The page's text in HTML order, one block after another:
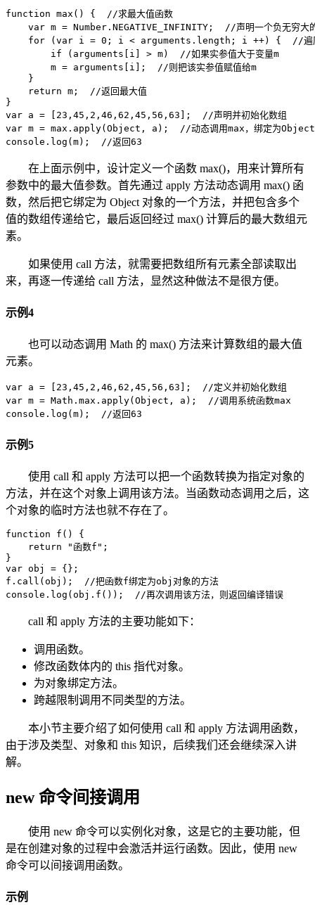
function max() {  //求最大值函数
var m = Number.NEGATIVE_INFINITY;  //声明一个负无穷大
for (var i = 0; i < arguments.length; i ++) {  //遍
        if (arguments[i] > m)  //如果实参值大于变量m
        m = arguments[i];  //则把该实参值赋值给m
    }
    return m;  //返回最大值
}
var a = [23,45,2,46,62,45,56,63];  //声明并初始化数组
var m = max.apply(Object, a);  //动态调用max，绑定为Object
console.log(m);  //返回63
在上面示例中，设计定义一个函数 max()，用来计算所有
参数中的最大值参数。首先通过 apply 方法动态调用 max() 函
数，然后把它绑定为 Object 对象的一个方法，并把包含多个
值的数组传递给它，最后返回经过 max() 计算后的最大数组元
素。
如果使用 call 方法，就需要把数组所有元素全部读取出
来，再逐一传递给 call 方法，显然这种做法不是很方便。
示例4
也可以动态调用 Math 的 max() 方法来计算数组的最大值
元素。
var a = [23,45,2,46,62,45,56,63];  //定义并初始化数组
var m = Math.max.apply(Object, a);  //调用系统函数max
console.log(m);  //返回63
示例5
使用 call 和 apply 方法可以把一个函数转换为指定对象的
方法，并在这个对象上调用该方法。当函数动态调用之后，这
个对象的临时方法也就不存在了。
function f() {
    return "函数f";
}
var obj = {};
f.call(obj);  //把函数f绑定为obj对象的方法
console.log(obj.f());  //再次调用该方法，则返回编译错误
call 和 apply 方法的主要功能如下：
调用函数。
修改函数体内的 this 指代对象。
为对象绑定方法。
跨越限制调用不同类型的方法。
本小节主要介绍了如何使用 call 和 apply 方法调用函数，
由于涉及类型、对象和 this 知识，后续我们还会继续深入讲
解。
new 命令间接调用
使用 new 命令可以实例化对象，这是它的主要功能，但
是在创建对象的过程中会激活并运行函数。因此，使用 new
命令可以间接调用函数。
示例